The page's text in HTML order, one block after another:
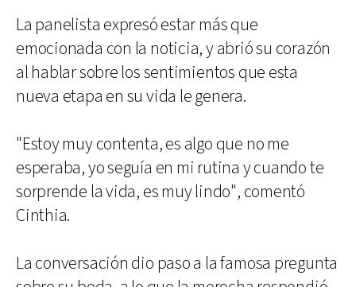
La panelista expresó estar más que
emocionada con la noticia, y abrió su corazón
al hablar sobre los sentimientos que esta
nueva etapa en su vida le genera.
"Estoy muy contenta, es algo que no me
esperaba, yo seguía en mi rutina y cuando te
sorprende la vida, es muy lindo", comentó
Cinthia.
La conversación dio paso a la famosa pregunta